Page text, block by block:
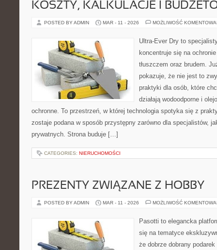
KOSZTY, KALKULACJE I
POSTED BY ADMIN MAR - 11 - 2026 MOŻLIWOŚĆ
Ultra-Ever Dry to
koncentruje się na
tłuszczem oraz brudem.
pokazuje, że nie jest to
praktyki dla osób, które
działają wodoodporne i
ochronne. To przestrzeń, w której technologia spotyka się z
zostaje podana w sposób przystępny zarówno dla specjalistów,
prywatnych. Strona buduje […]
CATEGORIES: NIERUCHOMOŚCI
PREZENTY ZWIĄZANE Z HOBBY
POSTED BY ADMIN MAR - 11 - 2026 MOŻLIWOŚĆ
Pasotti to elegancka
się na tematyce
że dobrze dobrany